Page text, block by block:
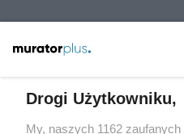
Żaden utwór zamieszczony w
Drogi Użytkowniku,
My, naszych 1162